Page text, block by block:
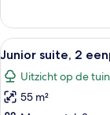
suite,
Alle
foto's
voor
Junior
16
Junior suite, 2
Uitzicht op de tuin
55 m²